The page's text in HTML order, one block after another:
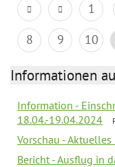
1
8
9 10
Informationen
Information -
18.04.-19.04.2024
Vorschau -
Bericht - Ausflug in